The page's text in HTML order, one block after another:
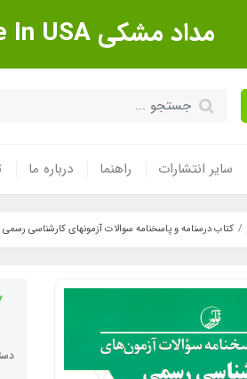
مداد مشکی Sanford Made In USA بسته 12 عددی
سایر انتشارات راهنما درباره ما
کتاب درسنامه و پاسخنامه سوالات آزمونهای کارشناسی رسمی